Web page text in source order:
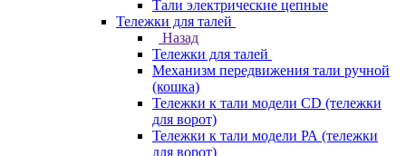
Тали электрические цепные
Тележки для талей
Назад
Тележки для талей
Механизм передвижения тали ручной
(кошка)
Тележки к тали модели CD (тележки
для ворот)
Тележки к тали модели РА (тележки
для ворот)